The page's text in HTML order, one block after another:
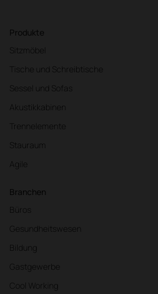
Produkte
Sitzmöbel
Tische und Schreibtische
Sessel und Sofas
Akustikkabinen
Trennelemente
Stauraum
Agile
Branchen
Büros
Gesundheitswesen
Bildung
Gastgewerbe
Cool Working